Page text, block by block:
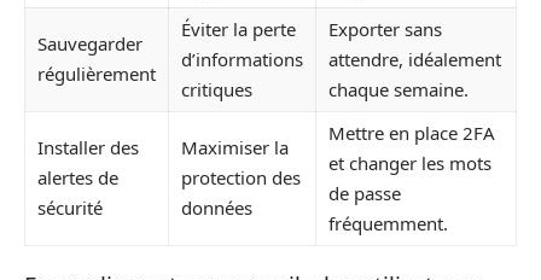
Sauvegarder
régulièrement
Éviter la perte
d’informations
critiques
Exporter sans
attendre, idéalement
chaque semaine.
Installer des
alertes de
sécurité
Maximiser la
protection des
données
Mettre en place 2FA
et changer les mots
de passe
fréquemment.